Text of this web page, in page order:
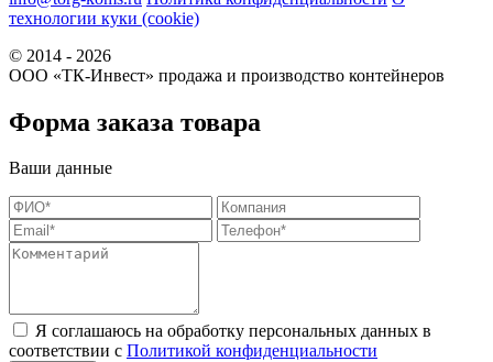
технологии куки (cookie)
© 2014 - 2026
ООО «ТК-Инвест» продажа и производство контейнеров
Форма заказа товара
Ваши данные
Я соглашаюсь на обработку персональных данных в
соответствии с Политикой конфиденциальности